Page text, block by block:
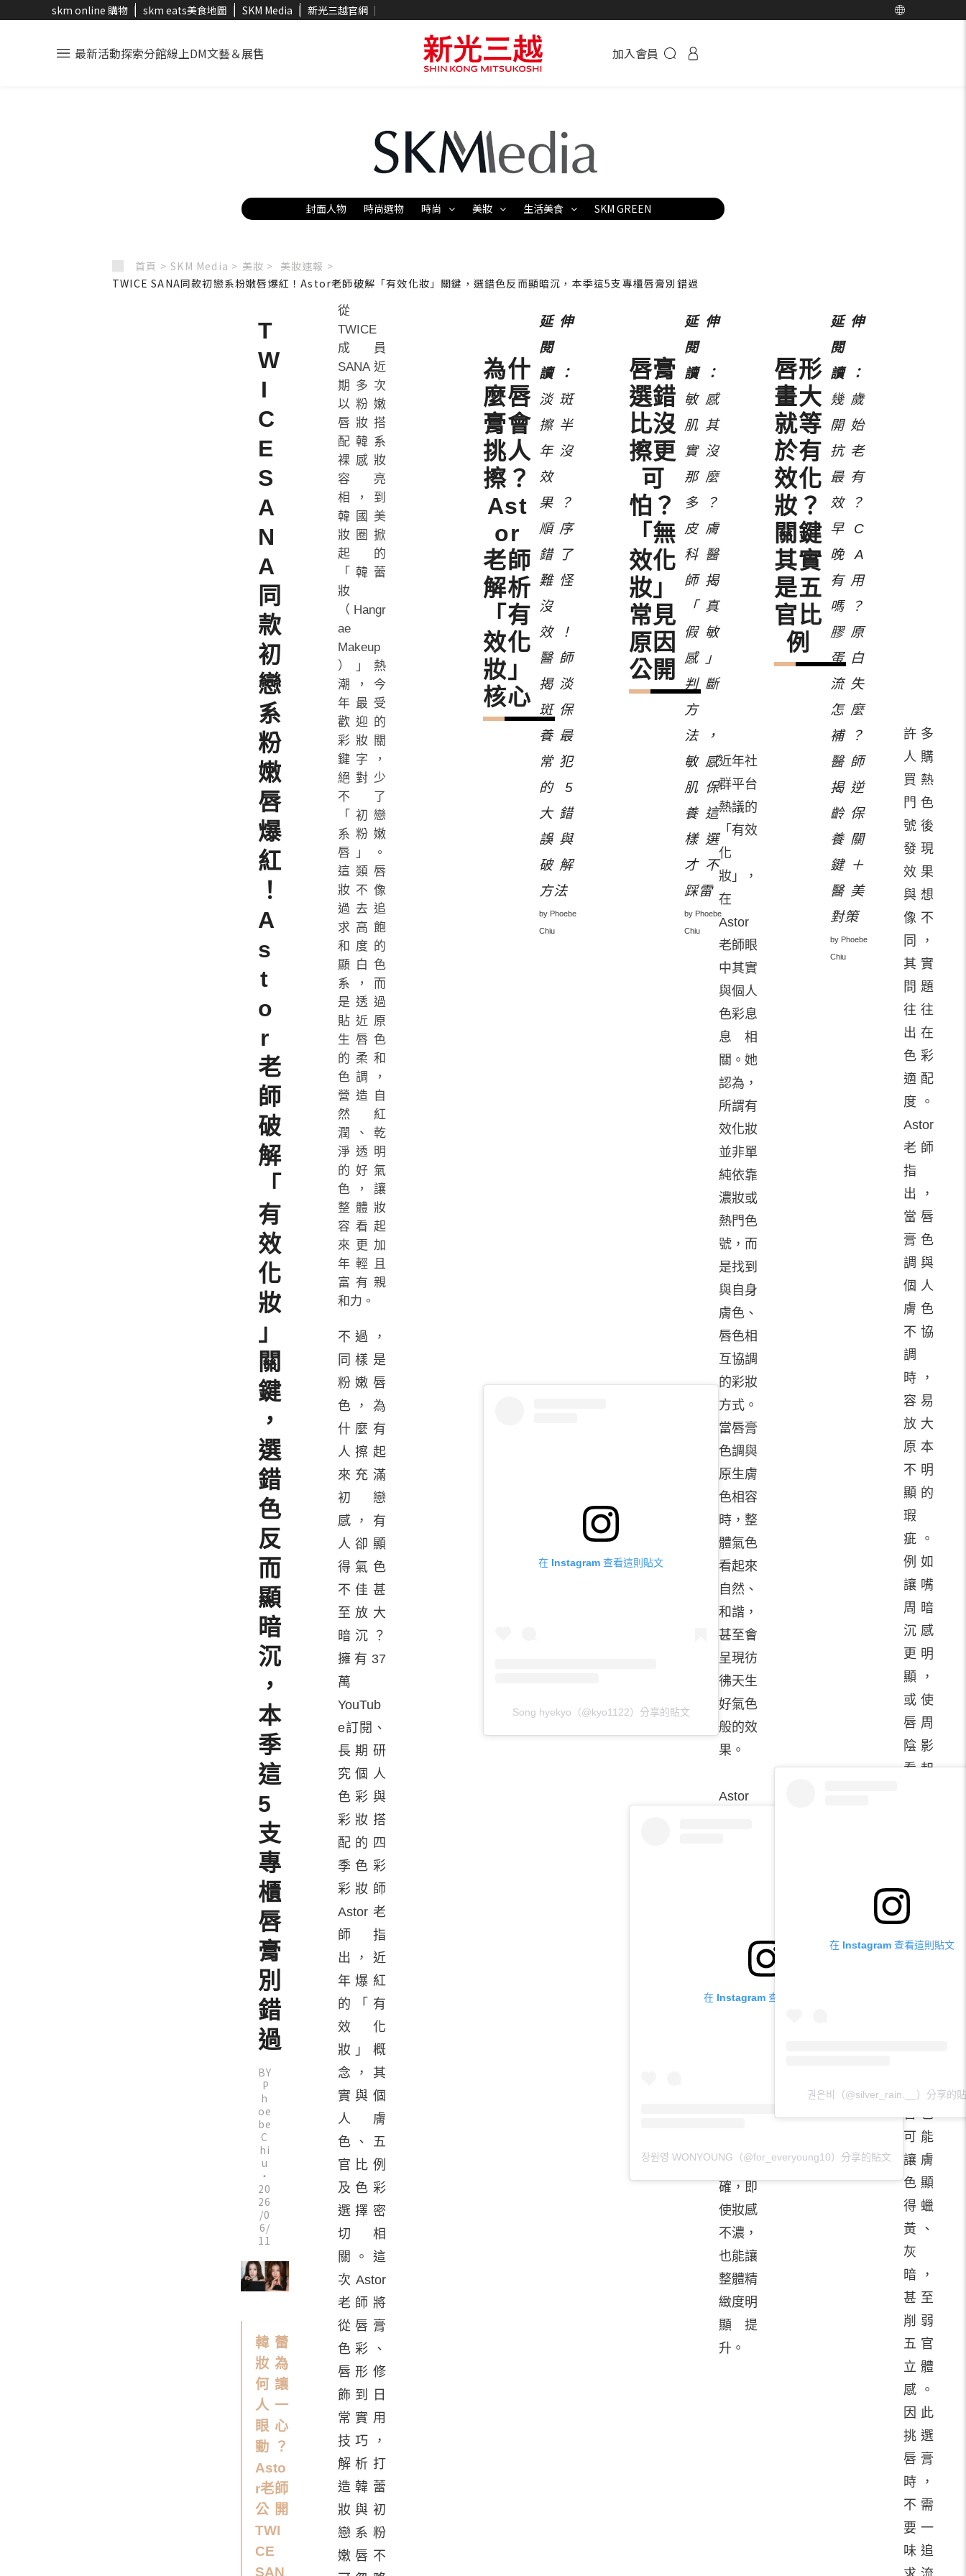
skm online 購物 skm eats美食地圖 SKM Media 新光三越官網
最新活動探索分館線上DM文藝＆展售 加入會員
封面人物 時尚選物 時尚 美妝 生活美食 SKM GREEN
首頁 > SKM Media > 美妝 > 美妝速報 >
TWICE SANA同款初戀系粉嫩唇爆紅！Astor老師破解「有效化妝」關鍵，選錯色反而顯暗沉，本季這5支專櫃唇膏別錯過
韓蕾
妝為
何讓
人一
眼心
動？
Asto
r老師
公開
TWI
CE
SAN
T
W
I
C
E
S
A
N
A
同
款
初
戀
系
粉
嫩
唇
爆
紅
！
A
s
t
o
r
老
師
破
解
「
有
效
化
妝
」
關
鍵
，
選
錯
色
反
而
顯
暗
沉
，
本
季
這
5
支
專
櫃
唇
膏
別
錯
過
BY
P
h
oe
be
C
hi
u
・
20
26
/0
6/
11
從
TWICE
成員
SANA近
期多次
以粉嫩
唇妝搭
配韓系
裸感妝
容亮
相，到
韓國美
妝圈掀
起的
「韓蕾
妝
（Hangr
ae
Makeup
）」熱
潮，今
年最受
歡迎的
彩妝關
鍵字，
絕對少
不了
「初戀
系粉嫩
唇」。
這類唇
妝不像
過去追
求高飽
和度的
顯白色
系，而
是透過
貼近原
生唇色
的柔和
色調，
營造自
然紅
潤、乾
淨透明
的好氣
色，讓
整體妝
容看起
來更加
年輕且
富有親
和力。
不過，
同樣是
粉嫩唇
色，為
什麼有
人擦起
來充滿
初戀
感，有
人卻顯
得氣色
不佳甚
至放大
暗沉？
擁有37
萬
YouTub
e訂閱、
長期研
究個人
色彩與
彩妝搭
配的四
季色彩
彩妝師
Astor老
師指
出，近
年爆紅
的「有
效化
妝」概
念，其
實與個
人膚
色、五
官比例
及色彩
選擇密
切相
關。這
次Astor
老師將
從唇膏
色彩、
唇形修
飾到日
常實用
技巧，
解析打
造韓蕾
妝與初
戀系粉
嫩唇不
為什
麼唇
膏會
挑人
擦？
Ast
or
老師
解析
「有
效化
妝」
核心
在 Instagram 查看這則貼文
Song hyekyo（@kyo1122）分享的貼文
近年社
群平台
熱議的
「有效
化
妝」，
在
Astor
老師眼
中其實
與個人
色彩息
息相
關。她
認為，
所謂有
效化妝
並非單
純依靠
濃妝或
熱門色
號，而
是找到
與自身
膚色、
唇色相
互協調
的彩妝
方式。
當唇膏
色調與
原生膚
色相容
時，整
體氣色
看起來
自然、
和諧，
甚至會
呈現彷
彿天生
好氣色
般的效
果。
Astor
唇後自
然透出
的紅潤
擇正
確，即
使妝感
不濃，
也能讓
整體精
緻度明
顯提
升。
淡斑
擦半
年沒
效
果？
順序
錯了
難怪
沒
效！
醫師
揭淡
斑保
養最
常犯
的5
大錯
誤與
破解
方法
by Phoebe
Chiu
唇膏
選錯
比沒
擦更
可
怕？
「無
效化
妝」
常見
原因
公開
在 Instagram 查看這則貼文
장원영 WONYOUNG（@for_everyoung10）分享的貼文
許多
人購
買熱
門色
號後
發現
效果
與想
像不
同，
其實
問題
往往
出在
色彩
適配
度。
Astor
老師
指
出，
當唇
膏色
調與
個人
膚色
不協
調
時，
容易
放大
原本
不明
顯的
瑕
疵。
例如
讓嘴
周暗
沉感
更明
顯，
或使
唇周
陰影
看起
合的
唇色
可能
讓膚
色顯
得蠟
黃、
灰
暗，
甚至
削弱
五官
立體
感。
因此
挑選
唇膏
時，
不需
要一
味追
敏感
肌其
實沒
那麼
多？
皮膚
科醫
師揭
「真
假敏
感」
判斷
方
法，
敏感
肌保
養這
樣選
才不
踩雷
by Phoebe
Chiu
唇形
畫大
就等
於有
效化
妝？
關鍵
其實
是五
官比
例
在 Instagram 查看這則貼文
권은비（@silver_rain.__）分享的
幾歲
開始
抗老
最有
效？
早C
晚A
有用
嗎？
膠原
蛋白
流失
怎麼
補？
醫師
揭逆
齡保
養關
鍵＋
醫美
對策
by Phoebe
Chiu